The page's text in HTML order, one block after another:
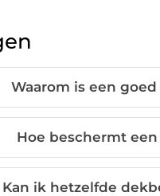
Waarom is een
Hoe beschermt
Kan ik hetzelfde